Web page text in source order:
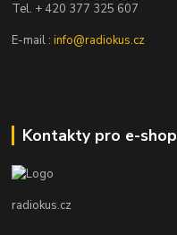
Tel. + 420 377 325 607
E-mail :info@radiokus.cz
Kontakty pro e-shop
radiokus.cz